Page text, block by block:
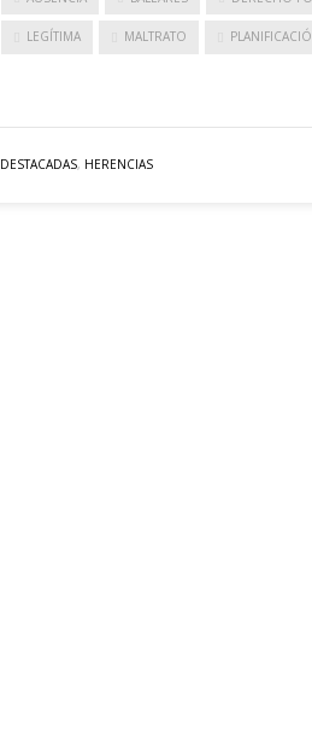
LEGÍTIMA MALTRATO
DESTACADAS, HERENCIAS